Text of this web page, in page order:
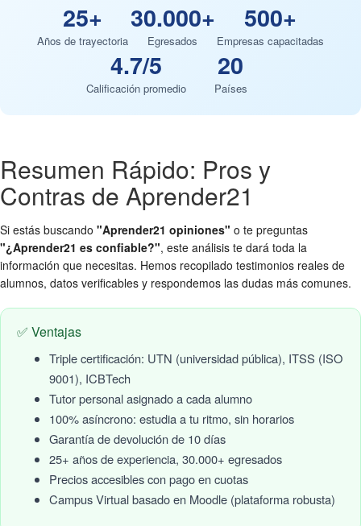
25+
Años de trayectoria
30.000+
Egresados
500+
Empresas capacitadas
4.7/5
Calificación promedio
20
Países
Resumen Rápido: Pros y
Contras de Aprender21
Si estás buscando "Aprender21 opiniones" o te preguntas
"¿Aprender21 es confiable?", este análisis te dará toda la
información que necesitas. Hemos recopilado testimonios reales de
alumnos, datos verificables y respondemos las dudas más comunes.
✅ Ventajas
Triple certificación: UTN (universidad pública), ITSS (ISO
9001), ICBTech
Tutor personal asignado a cada alumno
100% asíncrono: estudia a tu ritmo, sin horarios
Garantía de devolución de 10 días
25+ años de experiencia, 30.000+ egresados
Precios accesibles con pago en cuotas
Campus Virtual basado en Moodle (plataforma robusta)